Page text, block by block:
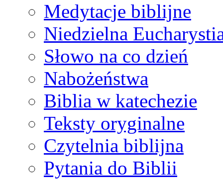
Medytacje biblijne
Niedzielna
Słowo na co dzień
Nabożeństwa
Biblia w katechezie
Teksty oryginalne
Czytelnia biblijna
Pytania do Biblii